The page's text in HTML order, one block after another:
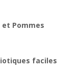
et Pommes
faciles